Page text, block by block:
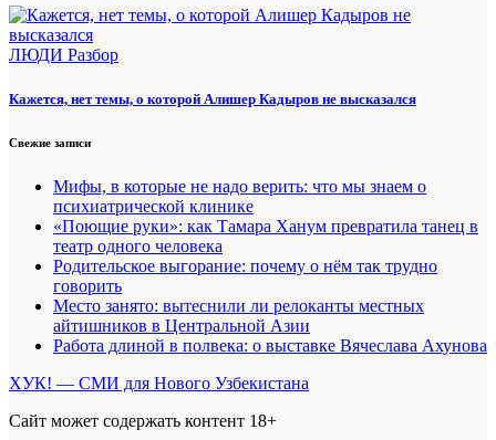
ЛЮДИ Разбор
Кажется, нет темы, о которой Алишер Кадыров не высказался
Свежие записи
Мифы, в которые не надо верить: что мы знаем о
психиатрической клинике
«Поющие руки»: как Тамара Ханум превратила танец в
театр одного человека
Родительское выгорание: почему о нём так трудно
говорить
Место занято: вытеснили ли релоканты местных
айтишников в Центральной Азии
Работа длиной в полвека: о выставке Вячеслава Ахунова
ХУК! — СМИ для Нового Узбекистана
Сайт может содержать контент 18+